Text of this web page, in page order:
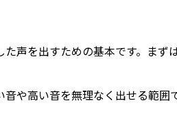
声を出すための基本です。まず
音や高い音を無理なく出せる範囲